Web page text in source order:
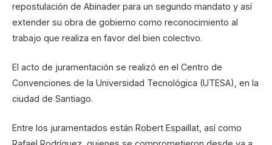
repostulación de Abinader para un segundo mandato y así
extender su obra de gobierno como reconocimiento al
trabajo que realiza en favor del bien colectivo.
El acto de juramentación se realizó en el Centro de
Convenciones de la Universidad Tecnológica (UTESA), en la
ciudad de Santiago.
Entre los juramentados están Robert Espaillat, así como